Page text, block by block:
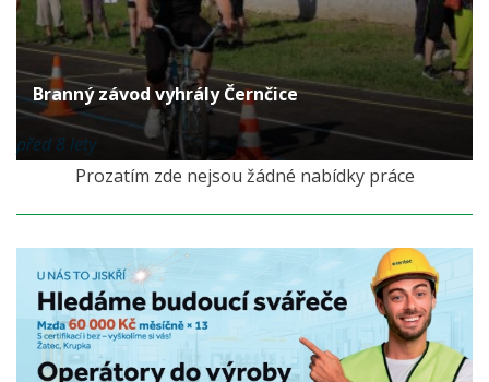
Branný závod vyhrály Černčice
před 8 lety
Prozatím zde nejsou žádné nabídky práce